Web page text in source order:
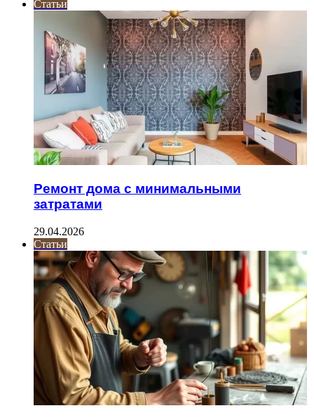
Статьи
Ремонт дома с минимальными
затратами
29.04.2026
Статьи